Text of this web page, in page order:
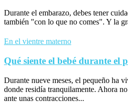
Durante el embarazo, debes tener
también "con lo que no comes". Y la
En el vientre materno
Qué siente el bebé durante el
Durante nueve meses, el pequeño ha
donde residía tranquilamente. Ahora
ante unas contracciones...